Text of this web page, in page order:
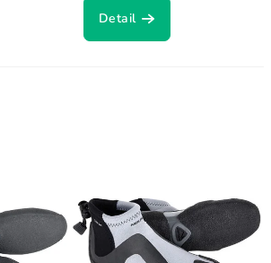
Detail